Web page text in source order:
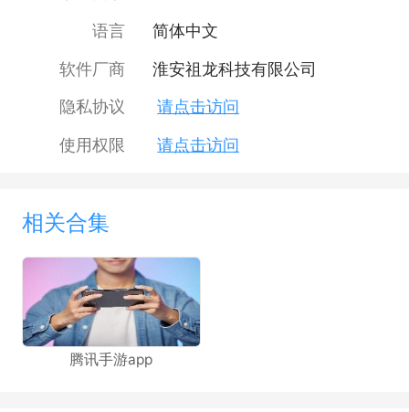
语言
简体中文
软件厂商
淮安祖龙科技有限公司
隐私协议
请点击访问
使用权限
请点击访问
相关合集
腾讯手游app